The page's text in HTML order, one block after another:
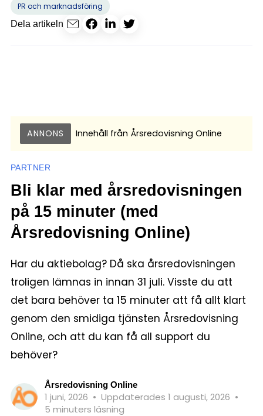
PR och marknadsföring
Dela artikeln
ANNONS Innehåll från Årsredovisning Online
PARTNER
Bli klar med årsredovisningen
på 15 minuter (med
Årsredovisning Online)
Har du aktiebolag? Då ska årsredovisningen
troligen lämnas in innan 31 juli. Visste du att
det bara behöver ta 15 minuter att få allt klart
genom den smidiga tjänsten Årsredovisning
Online, och att du kan få all support du
behöver?
Årsredovisning Online
1 juni, 2026 • Uppdaterades 1 augusti, 2026 •
5 minuters läsning